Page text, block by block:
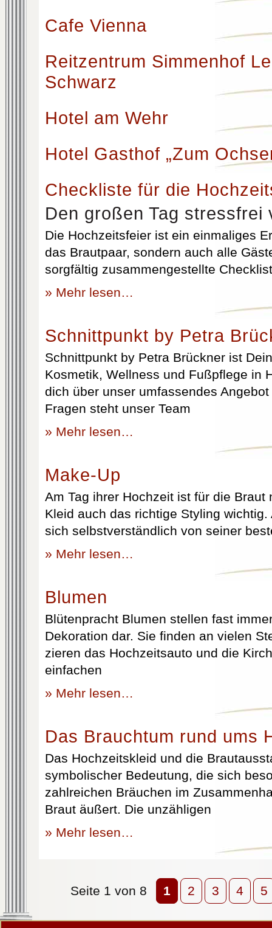
Cafe Vienna
Reitzentrum Simmenhof
Schwarz
Hotel am Wehr
Hotel Gasthof „Zum
Checkliste für die
Den großen Tag stressfrei
Die Hochzeitsfeier ist ein einmaliges
das Brautpaar, sondern auch alle
sorgfältig zusammengestellte
» Mehr lesen…
Schnittpunkt by Petra
Schnittpunkt by Petra Brückner ist
Kosmetik, Wellness und Fußpflege in
dich über unser umfassendes
Fragen steht unser Team
» Mehr lesen…
Make-Up
Am Tag ihrer Hochzeit ist für die Braut
Kleid auch das richtige Styling
sich selbstverständlich von seiner
» Mehr lesen…
Blumen
Blütenpracht Blumen stellen fast
Dekoration dar. Sie finden an vielen
zieren das Hochzeitsauto und die
einfachen
» Mehr lesen…
Das Brauchtum rund ums
Das Hochzeitskleid und die
symbolischer Bedeutung, die sich
zahlreichen Bräuchen im
Braut äußert. Die unzähligen
» Mehr lesen…
Seite 1 von 8 1 2 3 4 5